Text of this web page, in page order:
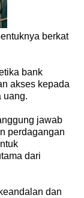
berkat
bank
akses kepada
uang.
jawab
perdagangan
dari
dan